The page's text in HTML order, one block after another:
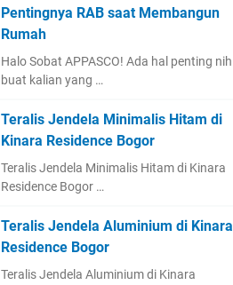
Pentingnya RAB saat Membangun
Rumah
Halo Sobat APPASCO! Ada hal penting nih
buat kalian yang …
Teralis Jendela Minimalis Hitam di
Kinara Residence Bogor
Teralis Jendela Minimalis Hitam di Kinara
Residence Bogor …
Teralis Jendela Aluminium di Kinara
Residence Bogor
Teralis Jendela Aluminium di Kinara